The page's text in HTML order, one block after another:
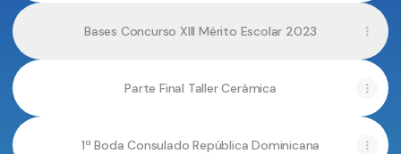
Bases Concurso XIII Mérito Escolar 2023
Parte Final Taller Cerámica
1ª Boda Consulado República Dominicana